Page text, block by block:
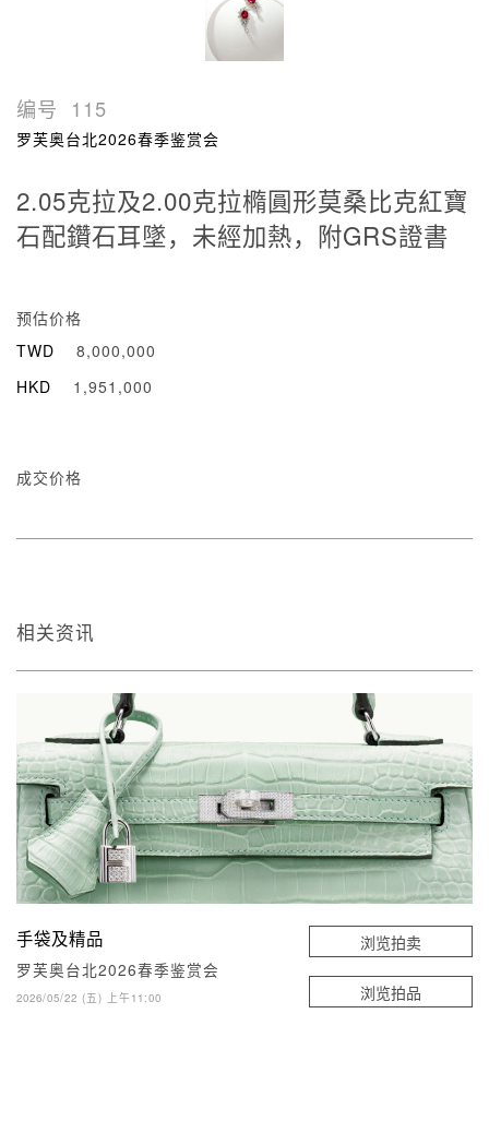
编号 115
罗芙奥台北2026春季鉴赏会
2.05克拉及2.00克拉橢圓形莫桑比克紅寶
石配鑽石耳墜，未經加熱，附GRS證書
预估价格
TWD
8,000,000
HKD
1,951,000
成交价格
相关资讯
手袋及精品
罗芙奥台北2026春季鉴赏会
2026/05/22 (五) 上午11:00
浏览拍卖
浏览拍品